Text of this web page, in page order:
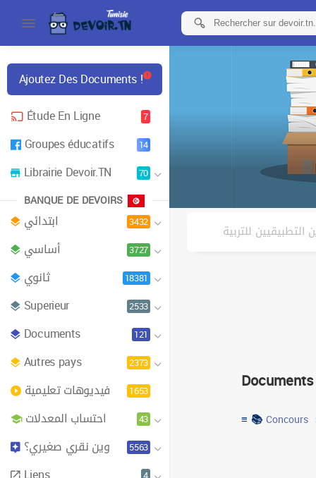
Ajoutez Des Documents !
Étude En Ligne
7
Groupes éducatifs 14
Librairie Devoir.TN 70
BANQUE DE DEVOIRS
ابتدائي 3432
أساسي 3727
ثانوي 18381
Superieur 2533
Documents 121
Autres pays 2373
فيديوهات تعليمية 1653
احتساب المعدلات 43
وين نقري صغيري؟ 5563
للتربية
Documents
≡ 📚Concours